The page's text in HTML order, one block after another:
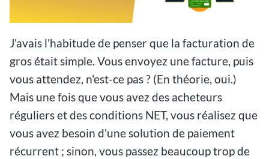
J'avais l'habitude de penser que la facturation de
gros était simple. Vous envoyez une facture, puis
vous attendez, n'est-ce pas ? (En théorie, oui.)
Mais une fois que vous avez des acheteurs
réguliers et des conditions NET, vous réalisez que
vous avez besoin d'une solution de paiement
récurrent ; sinon, vous passez beaucoup trop de